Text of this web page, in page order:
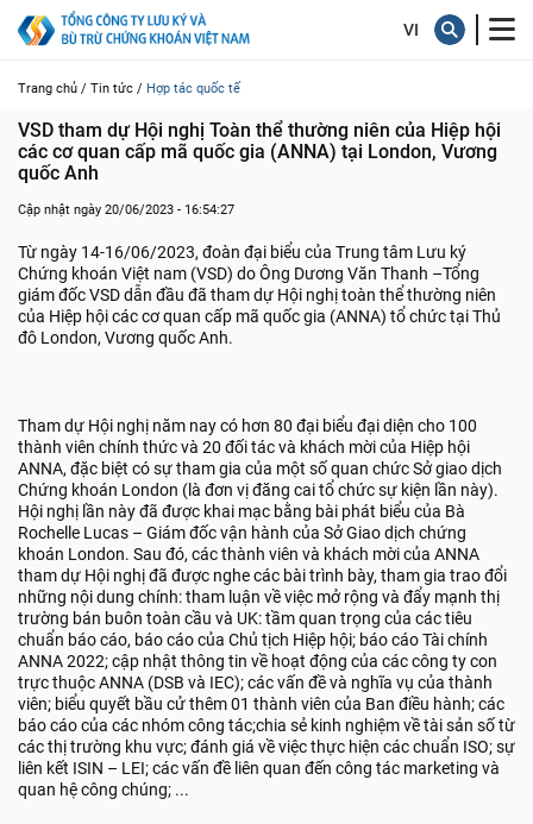
Trang chủ / Tin tức / Hợp tác quốc tế
VSD tham dự Hội nghị Toàn thể thường niên của Hiệp hội
các cơ quan cấp mã quốc gia (ANNA) tại London, Vương
quốc Anh
Cập nhật ngày 20/06/2023 - 16:54:27
Từ ngày 14-16/06/2023, đoàn đại biểu của Trung tâm Lưu ký
Chứng khoán Việt nam (VSD) do Ông Dương Văn Thanh –Tổng
giám đốc VSD dẫn đầu đã tham dự Hội nghị toàn thể thường niên
của Hiệp hội các cơ quan cấp mã quốc gia (ANNA) tổ chức tại Thủ
đô London, Vương quốc Anh.
Tham dự Hội nghị năm nay có hơn 80 đại biểu đại diện cho 100
thành viên chính thức và 20 đối tác và khách mời của Hiệp hội
ANNA, đặc biệt có sự tham gia của một số quan chức Sở giao dịch
Chứng khoán London (là đơn vị đăng cai tổ chức sự kiện lần này).
Hội nghị lần này đã được khai mạc bằng bài phát biểu của Bà
Rochelle Lucas – Giám đốc vận hành của Sở Giao dịch chứng
khoán London. Sau đó, các thành viên và khách mời của ANNA
tham dự Hội nghị đã được nghe các bài trình bày, tham gia trao đổi
những nội dung chính: tham luận về việc mở rộng và đẩy mạnh thị
trường bán buôn toàn cầu và UK: tầm quan trọng của các tiêu
chuẩn báo cáo, báo cáo của Chủ tịch Hiệp hội; báo cáo Tài chính
ANNA 2022; cập nhật thông tin về hoạt động của các công ty con
trực thuộc ANNA (DSB và IEC); các vấn đề và nghĩa vụ của thành
viên; biểu quyết bầu cử thêm 01 thành viên của Ban điều hành; các
báo cáo của các nhóm công tác;chia sẻ kinh nghiệm về tài sản số từ
các thị trường khu vực; đánh giá về việc thực hiện các chuẩn ISO; sự
liên kết ISIN – LEI; các vấn đề liên quan đến công tác marketing và
quan hệ công chúng; ...